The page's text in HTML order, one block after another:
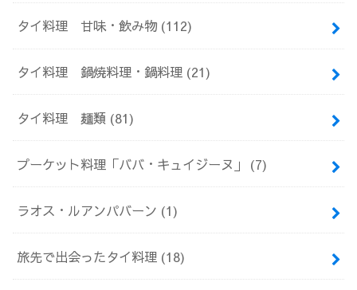
タイ料理 甘味・飲み物 (112)
タイ料理 鍋焼料理・鍋料理 (21)
タイ料理 麺類 (81)
プーケット料理「ババ・キュイジーヌ」 (7)
ラオス・ルアンパバーン (1)
旅先で出会ったタイ料理 (18)